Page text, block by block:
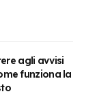
agli avvisi
funziona la